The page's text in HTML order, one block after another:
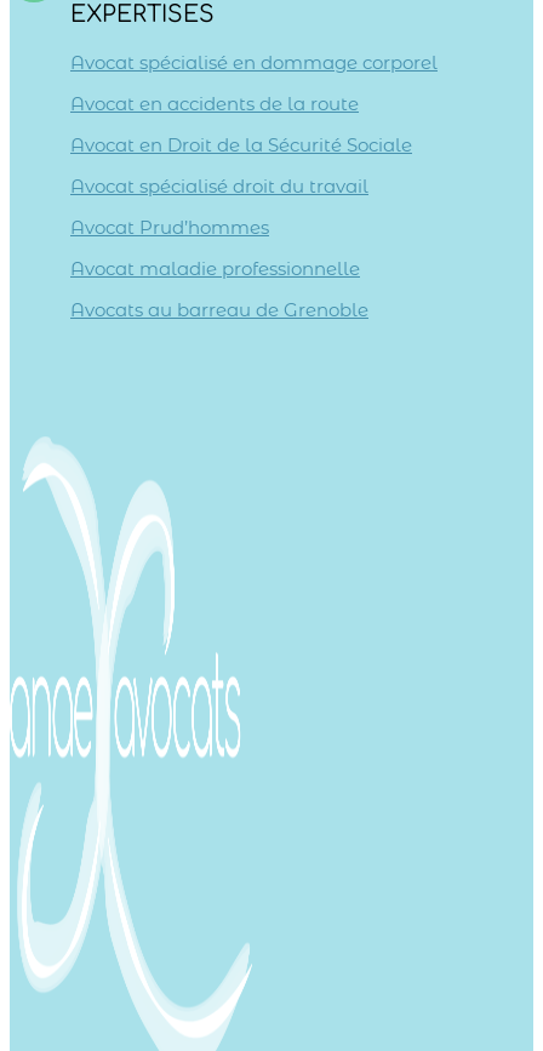
EXPERTISES
Avocat spécialisé en dommage corporel
Avocat en accidents de la route
Avocat en Droit de la Sécurité Sociale
Avocat spécialisé droit du travail
Avocat Prud’hommes
Avocat maladie professionnelle
Avocats au barreau de Grenoble